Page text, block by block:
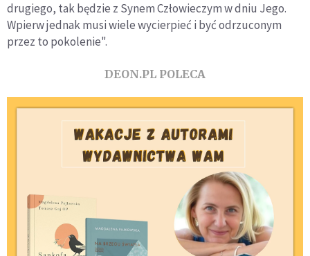
drugiego, tak będzie z Synem Człowieczym w dniu Jego.
Wpierw jednak musi wiele wycierpieć i być odrzuconym
przez to pokolenie".
DEON.PL POLECA